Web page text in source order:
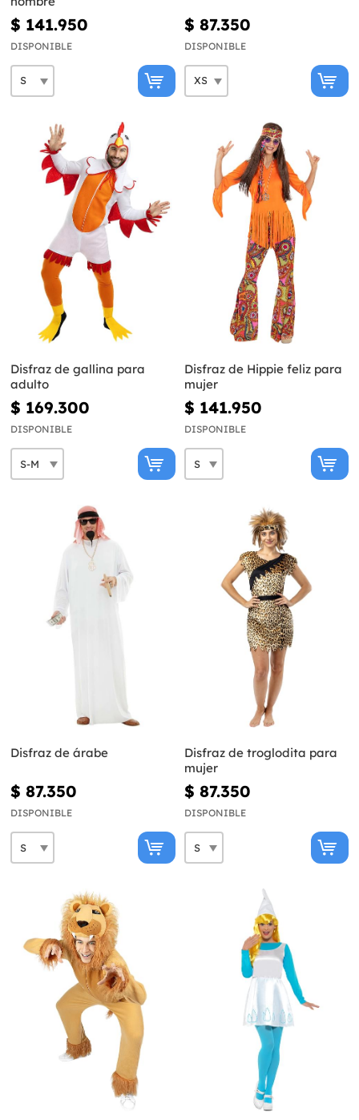
$ 141.950
DISPONIBLE
$ 87.350
DISPONIBLE
Disfraz de gallina para
adulto
$ 169.300
DISPONIBLE
Disfraz de Hippie feliz para
mujer
$ 141.950
DISPONIBLE
Disfraz de árabe
$ 87.350
DISPONIBLE
Disfraz de troglodita para
mujer
$ 87.350
DISPONIBLE